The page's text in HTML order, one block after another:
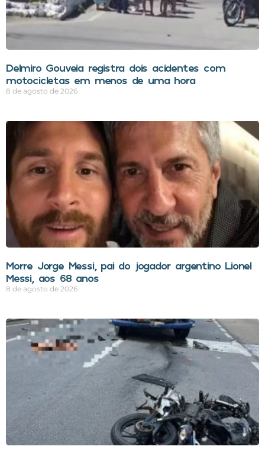
Delmiro Gouveia registra dois acidentes com
motocicletas em menos de uma hora
8 de agosto de 2026
Morre Jorge Messi, pai do jogador argentino Lionel
Messi, aos 68 anos
8 de agosto de 2026